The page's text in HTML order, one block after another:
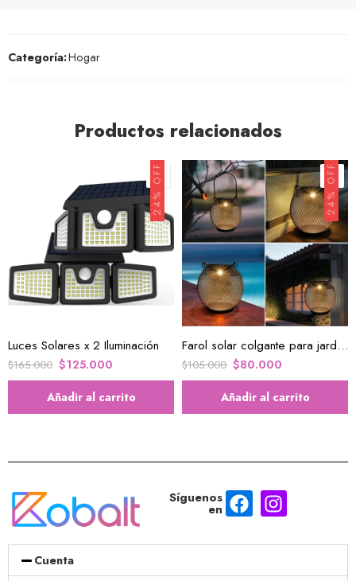
Categoría:Hogar
Productos relacionados
24% OFF
Luces Solares x 2 Iluminación
$165.000 $125.000
Añadir al carrito
24% OFF
Farol solar colgante para jardín X 2 U
$105.000 $80.000
Añadir al carrito
Síguenos
en
Cuenta